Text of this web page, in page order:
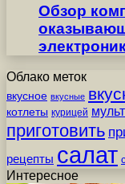
Обзор
Облако меток
вкусное вкусные
котлеты курицей
приготовить
рецепты салат
Интересное